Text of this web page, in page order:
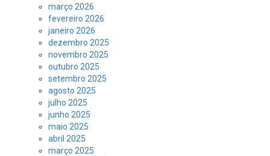
março 2026
fevereiro 2026
janeiro 2026
dezembro 2025
novembro 2025
outubro 2025
setembro 2025
agosto 2025
julho 2025
junho 2025
maio 2025
abril 2025
março 2025